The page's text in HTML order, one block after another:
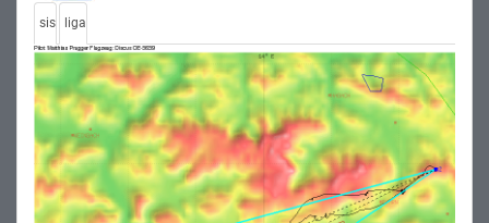
sis liga